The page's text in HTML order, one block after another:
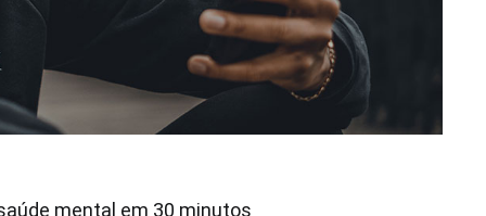
mental em 30 minutos